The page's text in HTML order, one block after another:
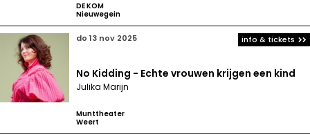
DE KOM
Nieuwegein
do 13 nov 2025
No Kidding - Echte vrouwen krijgen een kind
Julika Marijn
Munttheater
Weert
info & tickets